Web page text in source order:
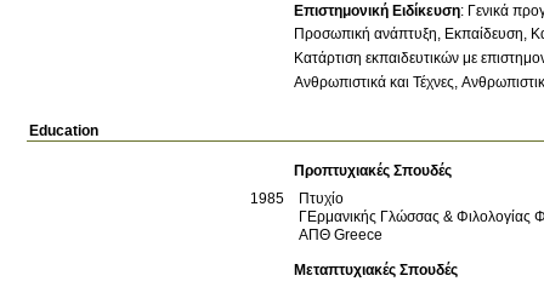
Επιστημονική Ειδίκευση: Γενικά
Προσωπική ανάπτυξη
Εκπαίδευση
Κατάρτιση εκπαιδευτικών με
Ανθρωπιστικά και Τέχνες
Education
Προπτυχιακές Σπουδές
1985
Πτυχίο
ΓΕρμανικής Γλώσσας & Φιλολογίας
ΑΠΘ Greece
Μεταπτυχιακές Σπουδές